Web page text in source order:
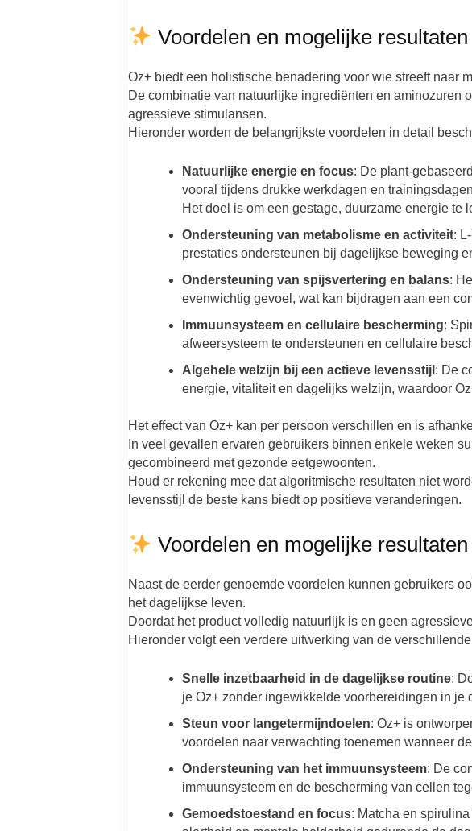
Voordelen en mogelijke resultaten
Oz+ biedt een holistische benadering voor wie streeft naar
De combinatie van natuurlijke ingrediënten en aminozuren
agressieve stimulansen.
Hieronder worden de belangrijkste voordelen in detail
Natuurlijke energie en focus: De plant-
vooral tijdens drukke werkdagen en
Het doel is om een ​​gestage, duurzame energie te
Ondersteuning van metabolisme en activiteit:
prestaties ondersteunen bij dagelijkse beweging
Ondersteuning van spijsvertering en balans:
evenwichtig gevoel, wat kan bijdragen aan een
Immuunsysteem en cellulaire bescherming:
afweersysteem te ondersteunen en cellulaire
Algehele welzijn bij een actieve levensstijl : De
energie, vitaliteit en dagelijks welzijn, waardoor
Het effect van Oz+ kan per persoon verschillen en is
In veel gevallen ervaren gebruikers binnen enkele weken
gecombineerd met gezonde eetgewoonten.
Houd er rekening mee dat algoritmische resultaten niet
levensstijl de beste kans biedt op positieve veranderingen.
Voordelen en mogelijke
Naast de eerder genoemde voordelen kunnen gebruikers
het dagelijkse leven.
Doordat het product volledig natuurlijk is en geen
Hieronder volgt een verdere uitwerking van de
Snelle inzetbaarheid in de dagelijkse routine:
je Oz+ zonder ingewikkelde voorbereidingen in je
Steun voor langetermijndoelen: Oz+ is
voordelen naar verwachting toenemen wanneer
Ondersteuning van het immuunsysteem: De
immuunsysteem en de bescherming van cellen
Gemoedstoestand en focus: Matcha en